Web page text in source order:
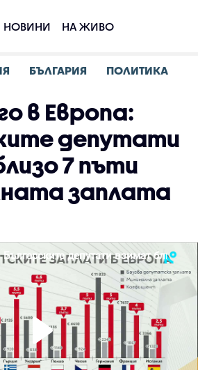
НОВИНИ НА ЖИВО
БЪЛГАРИЯ ПОЛИТИКА
в Европа:
депутати
7 пъти
заплата